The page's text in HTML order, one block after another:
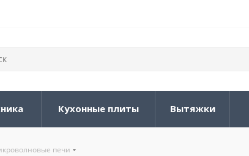
Кухонные плиты Вытяжки
печи